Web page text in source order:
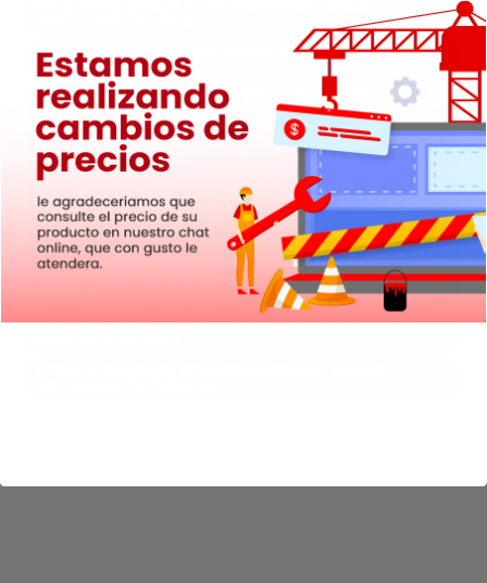
Guía de desbloqueo con EaseUS MobiUnlock en
español
Software de desbloqueo móvil EaseUS MobiUnlock en
Chile
Libera tu smartphone con EaseUS MobiUnlock:
tutorial en español
¿Cómo usar EaseUS MobiUnlock para desbloquear mi
celular en Chile?
Desbloqueo de móviles de todas las marcas con
EaseUS MobiUnlock en Chile
Libera tu teléfono Android con EaseUS MobiUnlock
EaseUS MobiUnlock: solución para desbloqueo de